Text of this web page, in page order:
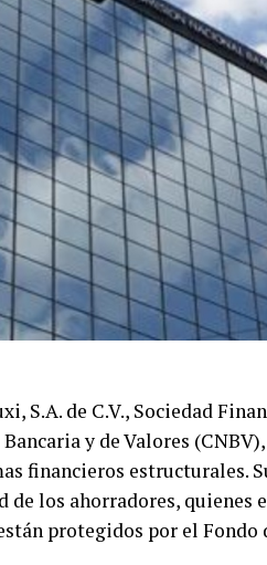
S.A. de C.V., Sociedad
y de Valores
financieros estructurales.
de los ahorradores, quienes
protegidos por el Fondo